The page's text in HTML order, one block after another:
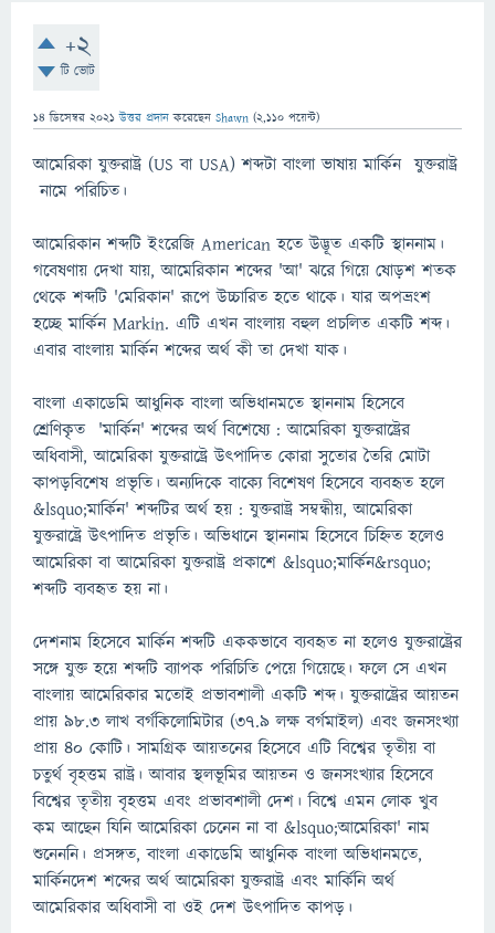
+2
টি ভোট
14 ডিসেম্বর 2021 উত্তর প্রদান করেছেন Shawn (2,110 পয়েন্ট)
আমেরিকা যুক্তরাষ্ট্র (US বা USA) শব্দটা বাংলা ভাষায় মার্কিন যুক্তরাষ্ট্র
নামে পরিচিত।
আমেরিকান শব্দটি ইংরেজি American হতে উদ্ভূত একটি স্থাননাম।
গবেষণায় দেখা যায়, আমেরিকান শব্দের 'আ' ঝরে গিয়ে ষোড়শ শতক
থেকে শব্দটি 'মেরিকান' রূপে উচ্চারিত হতে থাকে। যার অপভ্রংশ
হচ্ছে মার্কিন Markin. এটি এখন বাংলায় বহুল প্রচলিত একটি শব্দ।
এবার বাংলায় মার্কিন শব্দের অর্থ কী তা দেখা যাক।
বাংলা একাডেমি আধুনিক বাংলা অভিধানমতে স্থাননাম হিসেবে
শ্রেণিকৃত 'মার্কিন' শব্দের অর্থ বিশেষ্যে : আমেরিকা যুক্তরাষ্ট্রের
অধিবাসী, আমেরিকা যুক্তরাষ্ট্রে উৎপাদিত কোরা সুতোর তৈরি মোটা
কাপড়বিশেষ প্রভৃতি। অন্যদিকে বাক্যে বিশেষণ হিসেবে ব্যবহৃত হলে
&lsquo;মার্কিন' শব্দটির অর্থ হয় : যুক্তরাষ্ট্র সম্বন্ধীয়, আমেরিকা
যুক্তরাষ্ট্রে উৎপাদিত প্রভৃতি। অভিধানে স্থাননাম হিসেবে চিহ্নিত হলেও
আমেরিকা বা আমেরিকা যুক্তরাষ্ট্র প্রকাশে &lsquo;মার্কিন&rsquo;
শব্দটি ব্যবহৃত হয় না।
দেশনাম হিসেবে মার্কিন শব্দটি এককভাবে ব্যবহৃত না হলেও যুক্তরাষ্ট্রের
সঙ্গে যুক্ত হয়ে শব্দটি ব্যাপক পরিচিতি পেয়ে গিয়েছে। ফলে সে এখন
বাংলায় আমেরিকার মতোই প্রভাবশালী একটি শব্দ। যুক্তরাষ্ট্রের আয়তন
প্রায় ৯৮.৩ লাখ বর্গকিলোমিটার (৩৭.৯ লক্ষ বর্গমাইল) এবং জনসংখ্যা
প্রায় ৪০ কোটি। সামগ্রিক আয়তনের হিসেবে এটি বিশ্বের তৃতীয় বা
চতুর্থ বৃহত্তম রাষ্ট্র। আবার স্থলভূমির আয়তন ও জনসংখ্যার হিসেবে
বিশ্বের তৃতীয় বৃহত্তম এবং প্রভাবশালী দেশ। বিশ্বে এমন লোক খুব
কম আছেন যিনি আমেরিকা চেনেন না বা &lsquo;আমেরিকা' নাম
শুনেননি। প্রসঙ্গত, বাংলা একাডেমি আধুনিক বাংলা অভিধানমতে,
মার্কিনদেশ শব্দের অর্থ আমেরিকা যুক্তরাষ্ট্র এবং মার্কিনি অর্থ
আমেরিকার অধিবাসী বা ওই দেশ উৎপাদিত কাপড়।